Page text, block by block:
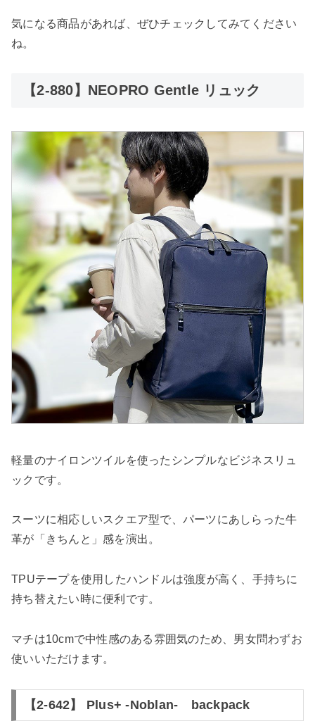
気になる商品があれば、ぜひチェックしてみてください
ね。
【2-880】NEOPRO Gentle リュック
軽量のナイロンツイルを使ったシンプルなビジネスリュ
ックです。
スーツに相応しいスクエア型で、パーツにあしらった牛
革が「きちんと」感を演出。
TPUテープを使用したハンドルは強度が高く、手持ちに
持ち替えたい時に便利です。
マチは10cmで中性感のある雰囲気のため、男女問わずお
使いいただけます。
【2-642】 Plus+ -Noblan- backpack